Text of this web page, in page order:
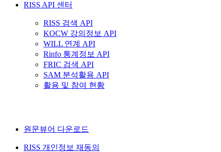
RISS API 센터
RISS 검색 API
KOCW 강의정보 API
WILL 연계 API
Rinfo 통계정보 API
FRIC 검색 API
SAM 분석활용 API
활용 및 참여 현황
원문뷰어 다운로드
RISS 개인정보 재동의